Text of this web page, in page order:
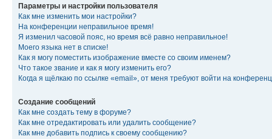
Параметры и настройки пользователя
Как мне изменить мои настройки?
На конференции неправильное время!
Я изменил часовой пояс, но время всё равно неправильное!
Моего языка нет в списке!
Как я могу поместить изображение вместе со своим именем?
Что такое звание и как я могу изменить его?
Когда я щёлкаю по ссылке «email», от меня требуют войти на
Создание сообщений
Как мне создать тему в форуме?
Как мне отредактировать или удалить сообщение?
Как мне добавить подпись к своему сообщению?